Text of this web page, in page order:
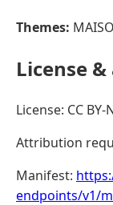
Themes:
License
License: CC BY-
Attribution
Manifest:
endpoints/v1/